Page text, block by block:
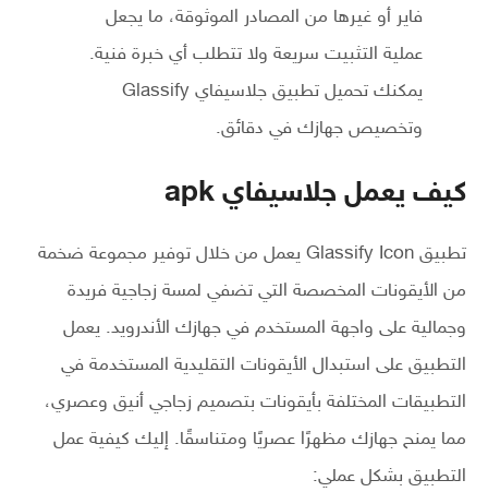
فاير أو غيرها من المصادر الموثوقة، ما يجعل
عملية التثبيت سريعة ولا تتطلب أي خبرة فنية.
يمكنك تحميل تطبيق جلاسيفاي Glassify
وتخصيص جهازك في دقائق.
كيف يعمل جلاسيفاي apk
تطبيق Glassify Icon يعمل من خلال توفير مجموعة ضخمة
من الأيقونات المخصصة التي تضفي لمسة زجاجية فريدة
وجمالية على واجهة المستخدم في جهازك الأندرويد. يعمل
التطبيق على استبدال الأيقونات التقليدية المستخدمة في
التطبيقات المختلفة بأيقونات بتصميم زجاجي أنيق وعصري،
مما يمنح جهازك مظهرًا عصريًا ومتناسقًا. إليك كيفية عمل
التطبيق بشكل عملي: